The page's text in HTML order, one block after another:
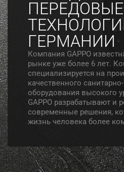
ПЕРЕДОВЫЕ
ГЕРМАНИИ
Компания GAPPO
рынке уже более 6 лет.
специализируется на
качественного
оборудования высокого
GAPPO разрабатывают и
современные решения,
жизнь человека более